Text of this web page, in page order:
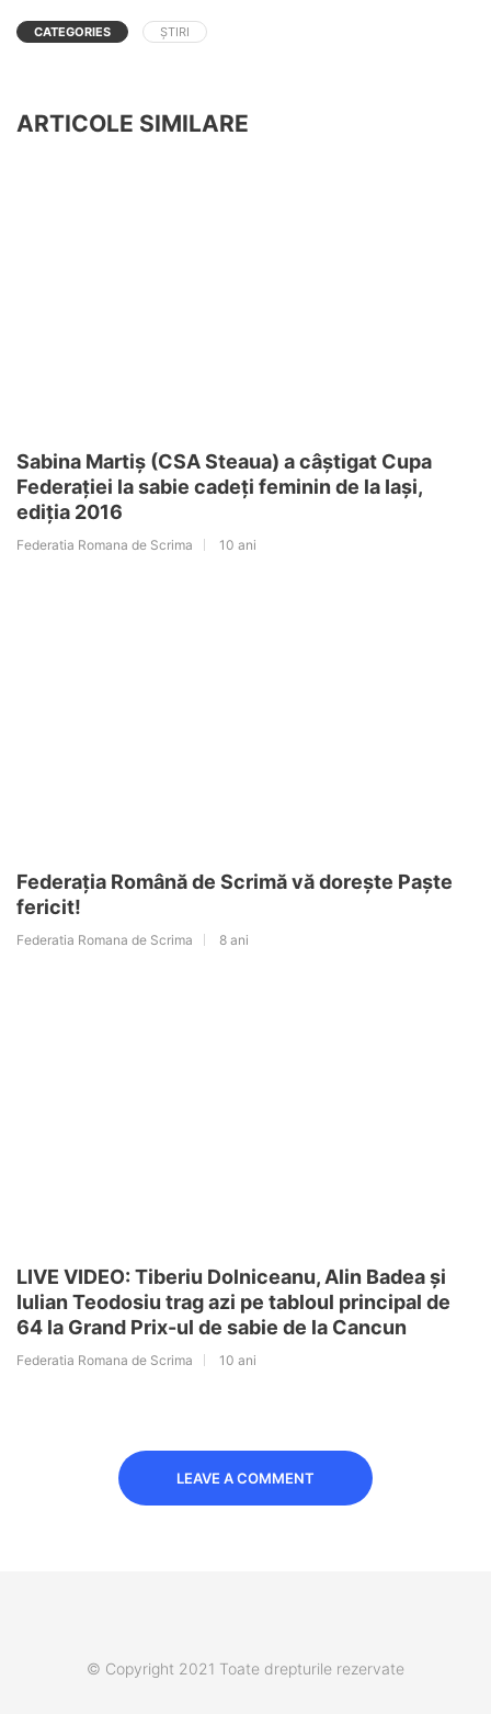
CATEGORIES ȘTIRI
ARTICOLE SIMILARE
Sabina Martiș (CSA Steaua) a câștigat Cupa
Federației la sabie cadeți feminin de la Iași,
ediția 2016
Federatia Romana de Scrima 10 ani
Federația Română de Scrimă vă dorește Paște
fericit!
Federatia Romana de Scrima 8 ani
LIVE VIDEO: Tiberiu Dolniceanu, Alin Badea și
Iulian Teodosiu trag azi pe tabloul principal de
64 la Grand Prix-ul de sabie de la Cancun
Federatia Romana de Scrima 10 ani
LEAVE A COMMENT
© Copyright 2021 Toate drepturile rezervate